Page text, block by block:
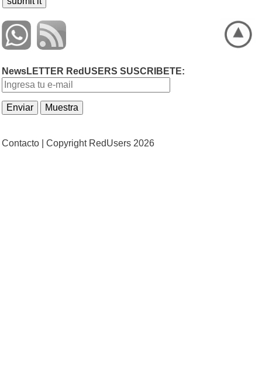
NewsLETTER RedUSERS SUSCRIBETE:
Contacto | Copyright RedUsers 2026